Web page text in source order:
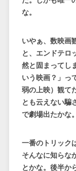
な。
いやぁ、数映画
と、エンドテロ
然と固まってし
いう映画？」っ
弱の上映）観て
とも云えない騙
で劇場出たかな。
一番のトリック
そんなに知らな
とかな。後半か